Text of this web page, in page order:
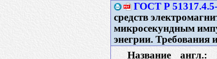
ГОСТ Р
средств
микросекундным
энегрии. Требования
Название англ.: